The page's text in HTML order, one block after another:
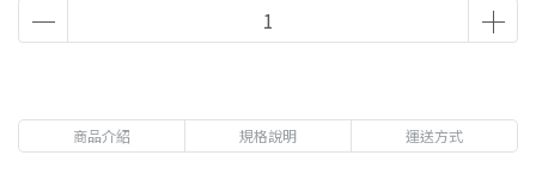
商品介紹 規格說明 運送方式